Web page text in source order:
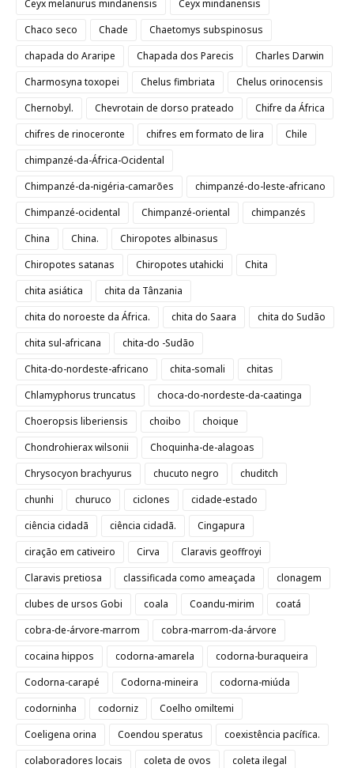
Ceyx melanurus mindanensis
Ceyx mindanensis
Chaco seco
Chade
Chaetomys subspinosus
chapada do Araripe
Chapada dos Parecis
Charles Darwin
Charmosyna toxopei
Chelus fimbriata
Chelus orinocensis
Chernobyl.
Chevrotain de dorso prateado
Chifre da África
chifres de rinoceronte
chifres em formato de lira
Chile
chimpanzé-da-África-Ocidental
Chimpanzé-da-nigéria-camarões
chimpanzé-do-leste-africano
Chimpanzé-ocidental
Chimpanzé-oriental
chimpanzés
China
China.
Chiropotes albinasus
Chiropotes satanas
Chiropotes utahicki
Chita
chita asiática
chita da Tânzania
chita do noroeste da África.
chita do Saara
chita do Sudão
chita sul-africana
chita-do -Sudão
Chita-do-nordeste-africano
chita-somali
chitas
Chlamyphorus truncatus
choca-do-nordeste-da-caatinga
Choeropsis liberiensis
choibo
choique
Chondrohierax wilsonii
Choquinha-de-alagoas
Chrysocyon brachyurus
chucuto negro
chuditch
chunhi
churuco ciclones
cidade-estado
ciência cidadã
ciência cidadã.
Cingapura
ciração em cativeiro
Cirva
Claravis geoffroyi
Claravis pretiosa
classificada como ameaçada
clonagem
clubes de ursos Gobi
coala Coandu-mirim
coatá
cobra-de-árvore-marrom
cobra-marrom-da-árvore
cocaina hippos
codorna-amarela
codorna-buraqueira
Codorna-carapé
Codorna-mineira
codorna-miúda
codorninha
codorniz
Coelho omiltemi
Coeligena orina
Coendou speratus
coexistência pacífica.
colaboradores locais
coleta de ovos
coleta ilegal